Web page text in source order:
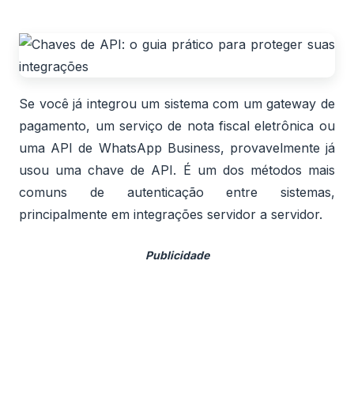
Se você já integrou um sistema com um gateway de
pagamento, um serviço de nota fiscal eletrônica ou
uma API de WhatsApp Business, provavelmente já
usou uma chave de API. É um dos métodos mais
comuns de autenticação entre sistemas,
principalmente em integrações servidor a servidor.